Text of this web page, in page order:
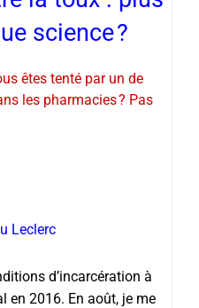
science ?
êtes tenté par un de
les pharmacies ? Pas
Leclerc
d’incarcération à
en 2016. En août, je me